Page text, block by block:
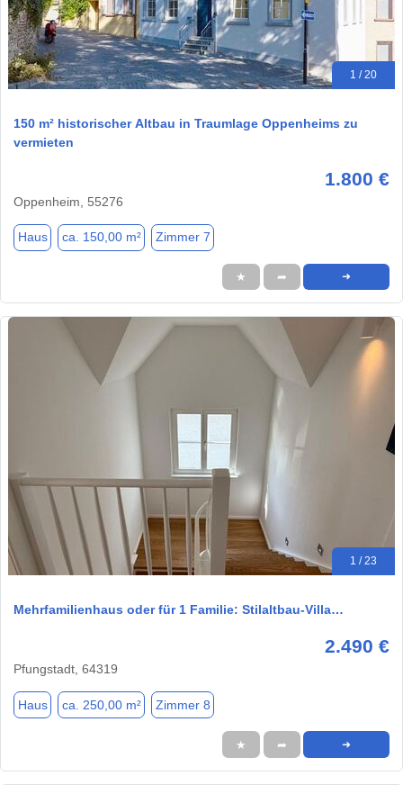
1 / 20
150 m² historischer Altbau in Traumlage Oppenheims zu
vermieten
1.800 €
Oppenheim, 55276
Haus ca. 150,00 m² Zimmer 7
★ ➦ ➜
1 / 23
Mehrfamilienhaus oder für 1 Familie: Stilaltbau-Villa…
2.490 €
Pfungstadt, 64319
Haus ca. 250,00 m² Zimmer 8
★ ➦ ➜